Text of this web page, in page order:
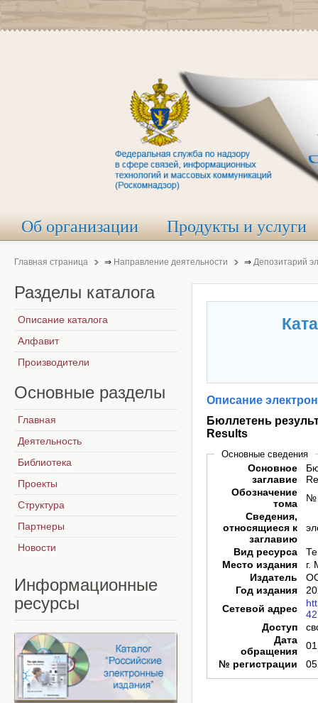
Об организации Продукты и услуги
Главная страница ⇒ Направление деятельности ⇒ Депозитарий
Описание
Бюллетень
Results
Основные сведения
Основное
заглавие
Обозначение
тома
№
Сведения,
относящиеся к
заглавию
Вид ресурса
Место издания
г.
Издатель
Год издания
Сетевой адрес
Доступ
Дата
обращения
№ регистрации
Разделы каталога
Описание каталога
Алфавит
Производители
Основные разделы
Главная
Деятельность
Библиотека
Проекты
Структура
Партнеры
Новости
Информационные
ресурсы